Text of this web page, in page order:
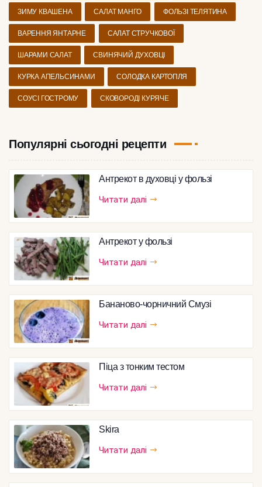
ЗИМУ КВАШЕНА САЛАТ МАНГО ФОЛЬЗІ ТЕЛЯТИНА
ВАРЕННЯ ЯНТАРНЕ САЛАТ СТРУЧКОВОЇ
ШАРАМИ САЛАТ СВИНЯЧИЙ ДУХОВЦІ
КУРКА АПЕЛЬСИНАМИ СОЛОДКА КАРТОПЛЯ
СОУСІ ГОСТРОМУ СКОВОРОДІ КУРЯЧЕ
Популярні сьогодні рецепти
Антрекот в духовці у фользі
Читати далі
Антрекот у фользі
Читати далі
Бананово-чорничний Смузі
Читати далі
Піца з тонким тестом
Читати далі
Skira
Читати далі